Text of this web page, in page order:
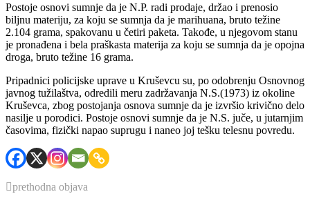
Postoje osnovi sumnje da je N.P. radi prodaje, držao i prenosio
biljnu materiju, za koju se sumnja da je marihuana, bruto težine
2.104 grama, spakovanu u četiri paketa. Takođe, u njegovom stanu
je pronađena i bela praškasta materija za koju se sumnja da je opojna
droga, bruto težine 16 grama.
Pripadnici policijske uprave u Kruševcu su, po odobrenju Osnovnog
javnog tužilaštva, odredili meru zadržavanja N.S.(1973) iz okoline
Kruševca, zbog postojanja osnova sumnje da je izvršio krivično delo
nasilje u porodici. Postoje osnovi sumnje da je N.S. juče, u jutarnjim
časovima, fizički napao suprugu i naneo joj tešku telesnu povredu.
prethodna objava